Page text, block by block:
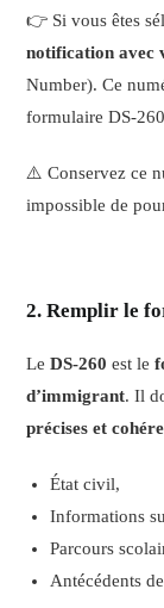
👉 Si vous êtes
notification avec
Number). Ce
formulaire DS-
⚠️ Conservez ce
impossible de
2. Remplir le
LeDS-260 est le
d’immigrant. Il
précises et
État civil,
Informations
Parcours
Antécédents